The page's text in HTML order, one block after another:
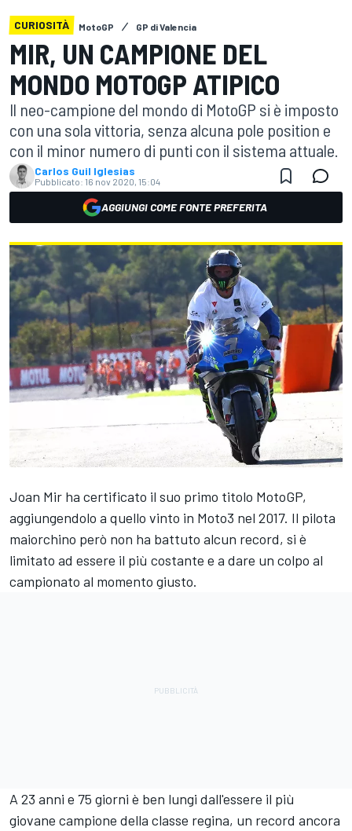
CURIOSITÀ MotoGP GP di Valencia
MIR, UN CAMPIONE DEL
MONDO MOTOGP ATIPICO
Il neo-campione del mondo di MotoGP si è imposto
con una sola vittoria, senza alcuna pole position e
con il minor numero di punti con il sistema attuale.
Carlos Guil Iglesias
Pubblicato: 16 nov 2020, 15:04
AGGIUNGI COME FONTE PREFERITA
Joan Mir ha certificato il suo primo titolo MotoGP,
aggiungendolo a quello vinto in Moto3 nel 2017. Il pilota
maiorchino però non ha battuto alcun record, si è
limitato ad essere il più costante e a dare un colpo al
campionato al momento giusto.
A 23 anni e 75 giorni è ben lungi dall'essere il più
giovane campione della classe regina, un record ancora